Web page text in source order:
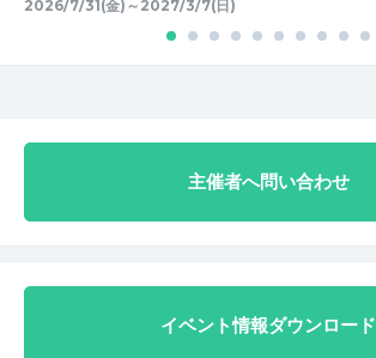
2026/7/31(金)～2027/3/7(日)
主催者へ問い合わせ
イベント情報ダウンロード